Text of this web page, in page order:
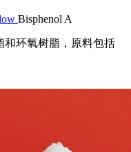
Bisphenol A
和环氧树脂，原料包括